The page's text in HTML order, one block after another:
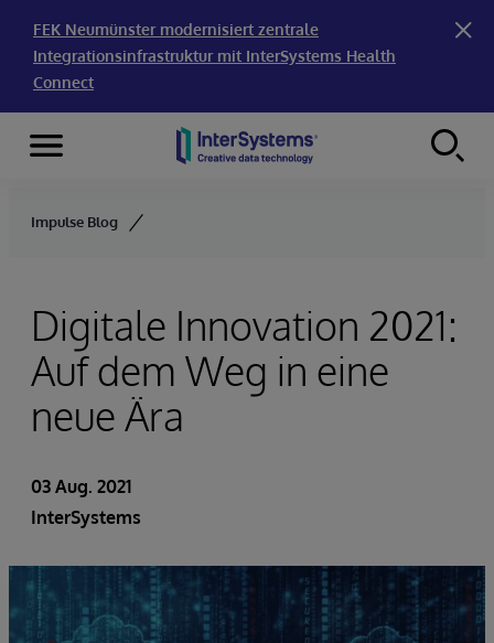
FEK Neumünster modernisiert zentrale
Integrationsinfrastruktur mit InterSystems Health
Connect
Skip to content
Menu
Impulse Blog
Digitale Innovation 2021:
Auf dem Weg in eine
neue Ära
03 Aug. 2021
InterSystems